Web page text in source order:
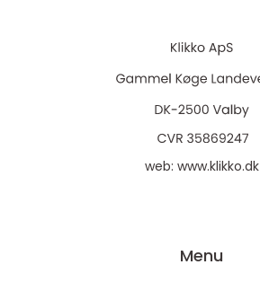
web: www.klikko.dk
Menu